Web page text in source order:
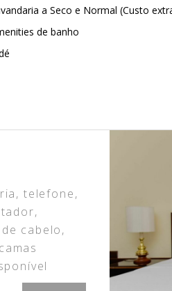
a Seco e Normal (Custo
de banho
telefone,
cabelo,